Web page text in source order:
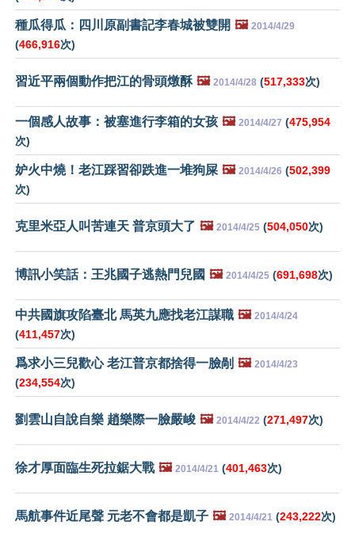
種瓜得瓜：四川原副書記李春城被雙開 🖼️ 2014/4/29
(466,916次)
習近平兩個動作把江的骨頭燉酥 🖼️ 2014/4/28 (517,333次)
一個感人故事：被塞進行李箱的女孩 🖼️ 2014/4/27 (475,954
次)
妒火中燒！老江踩習卻跌進一堆狗屎 🖼️ 2014/4/26 (502,399
次)
克里米亞人叫苦連天 普京頭大了 🖼️ 2014/4/25 (504,050次)
博訊小笑話：王兆國子逃熱門兒國 🖼️ 2014/4/25 (691,698次)
中共國旗攻陷臺北 馬英九應找老江謀職 🖼️ 2014/4/24
(411,457次)
爲求小三兒歡心 老江普京都捨得一臉剮 🖼️ 2014/4/23
(234,554次)
劉雲山自說自樂 趙樂際一臉嚴峻 🖼️ 2014/4/22 (271,497次)
徐才厚面臨生死拉鋸大戰 🖼️ 2014/4/21 (401,463次)
馬航事件近尾聲 元老不會都是凱子 🖼️ 2014/4/21 (243,222次)